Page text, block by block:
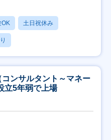
OK 土日祝休み
コンサルタント～マネー
立5年弱で上場